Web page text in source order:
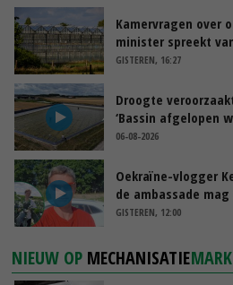
Kamervragen over
minister spreekt
GISTEREN, 16:27
Droogte
‘Bassin afgelopen
06-08-2026
Oekraïne-vlogger
de ambassade
GISTEREN, 12:00
NIEUW OP MECHANISATIE